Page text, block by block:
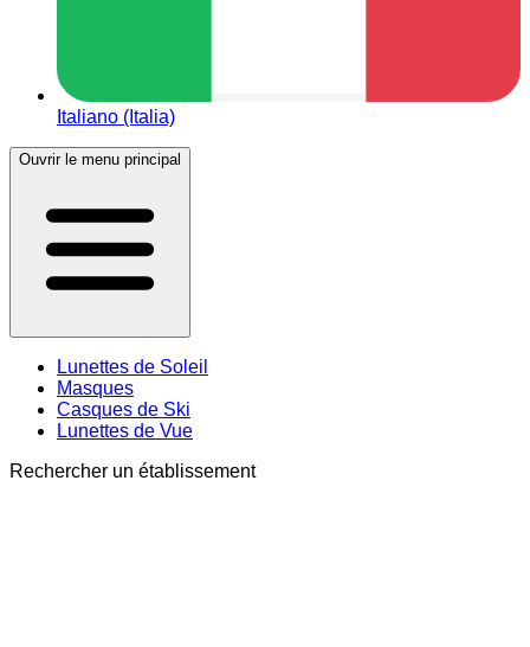
Italiano (Italia)
Ouvrir le menu principal
Lunettes de Soleil
Masques
Casques de Ski
Lunettes de Vue
Rechercher un établissement